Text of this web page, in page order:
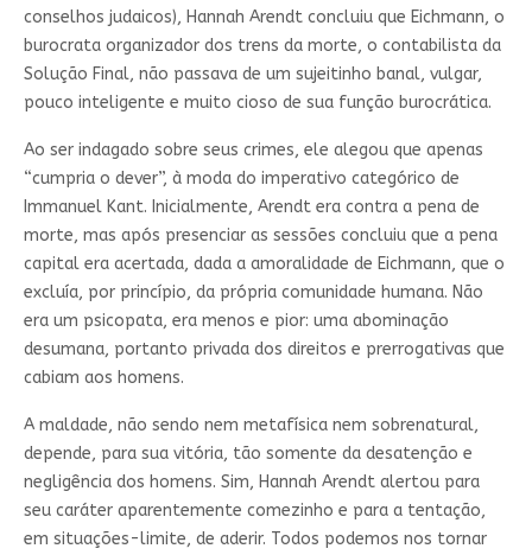
conselhos judaicos), Hannah Arendt concluiu que Eichmann, o
burocrata organizador dos trens da morte, o contabilista da
Solução Final, não passava de um sujeitinho banal, vulgar,
pouco inteligente e muito cioso de sua função burocrática.
Ao ser indagado sobre seus crimes, ele alegou que apenas
“cumpria o dever”, à moda do imperativo categórico de
Immanuel Kant. Inicialmente, Arendt era contra a pena de
morte, mas após presenciar as sessões concluiu que a pena
capital era acertada, dada a amoralidade de Eichmann, que o
excluía, por princípio, da própria comunidade humana. Não
era um psicopata, era menos e pior: uma abominação
desumana, portanto privada dos direitos e prerrogativas que
cabiam aos homens.
A maldade, não sendo nem metafísica nem sobrenatural,
depende, para sua vitória, tão somente da desatenção e
negligência dos homens. Sim, Hannah Arendt alertou para
seu caráter aparentemente comezinho e para a tentação,
em situações-limite, de aderir. Todos podemos nos tornar